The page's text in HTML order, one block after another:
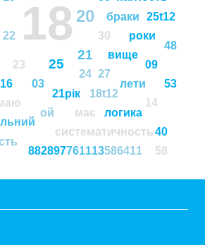
18 20
21
25
23
22
24
30
27
03
18t12
21рiк
браки
вище
лети
логика
має
ой
роки
систематичность
09
14
25t12
40
48
53
58
586411
761113
882897